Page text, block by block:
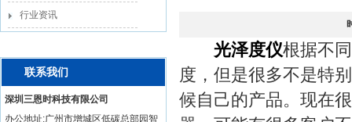
行业资讯
联系我们
深圳三恩时科技有限公司
办公地址:广州市增城区低碳总部园智
光泽度仪根据不
度，但是很多不是特
候自己的产品。现在